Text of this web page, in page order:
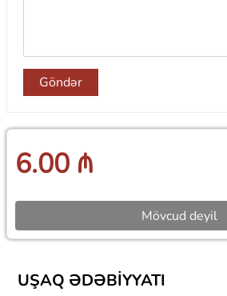
Göndər
6.00 ₼
Mövcud deyil
UŞAQ ƏDƏBIYYATI